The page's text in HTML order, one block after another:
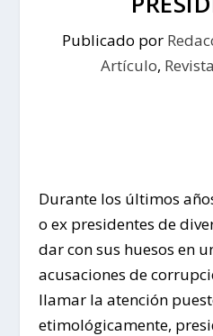
Publicado por
Artículo,
Durante los últimos
o ex presidentes de
dar con sus huesos en
acusaciones de
llamar la atención
etimológicamente,